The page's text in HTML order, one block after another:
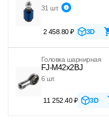
31 шт.
2 458.80 ₽ 3D
Головка шарнирная
FJ-M42x2BJ
6 шт.
11 252.40 ₽ 3D